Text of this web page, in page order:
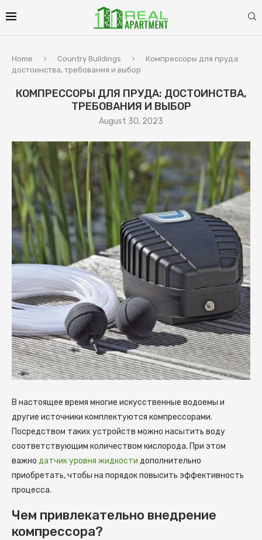
Home Country Buildings
Компрессоры для пруда:
достоинства, требования и выбор
КОМПРЕССОРЫ ДЛЯ ПРУДА: ДОСТОИНСТВА,
ТРЕБОВАНИЯ И ВЫБОР
August 30, 2023
В настоящее время многие искусственные водоемы и
другие источники комплектуются компрессорами.
Посредством таких устройств можно насытить воду
соответствующим количеством кислорода. При этом
важно датчик уровня жидкости дополнительно
приобретать, чтобы на порядок повысить эффективность
процесса.
Чем привлекательно внедрение
компрессора?